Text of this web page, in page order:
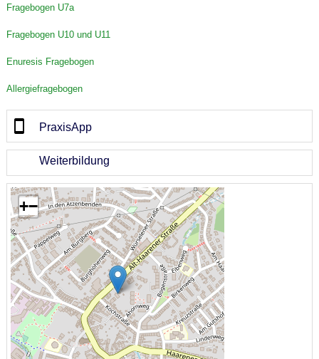
Fragebogen U7a
Fragebogen U10 und U11
Enuresis Fragebogen
Allergiefragebogen
PraxisApp
Weiterbildung
+−